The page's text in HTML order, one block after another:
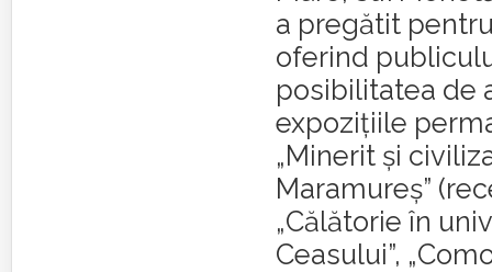
a pregătit
oferind
posibilitatea de
expoziţiile
„Minerit şi
Maramureş”
„Călătorie în
Ceasului”,